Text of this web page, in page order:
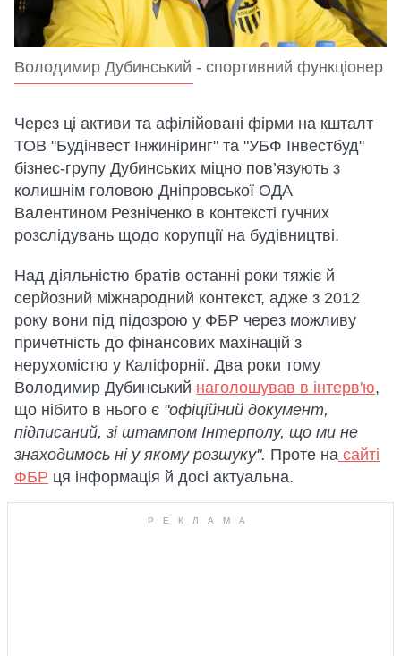
Володимир Дубинський - спортивний функціонер
Через ці активи та афілійовані фірми на кшталт
ТОВ "Будінвест Інжиніринг" та "УБФ Інвестбуд"
бізнес-групу Дубинських міцно пов’язують з
колишнім головою Дніпровської ОДА
Валентином Резніченко в контексті гучних
розслідувань щодо корупції на будівництві.
Над діяльністю братів останні роки тяжіє й
серйозний міжнародний контекст, адже з 2012
року вони під підозрою у ФБР через можливу
причетність до фінансових махінацій з
нерухомістю у Каліфорнії. Два роки тому
Володимир Дубинський наголошував в інтерв'ю,
що нібито в нього є "офіційний документ,
підписаний, зі штампом Інтерполу, що ми не
знаходимось ні у якому розшуку". Проте на сайті
ФБР ця інформація й досі актуальна.